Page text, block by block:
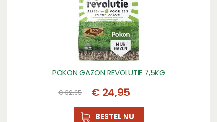
POKON GAZON REVOLUTIE 7,5KG
€32,95 € 24,95
BESTEL NU